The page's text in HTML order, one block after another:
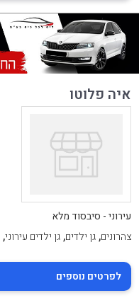
איה פלוטו
עירוני - סיבסוד מלא
צהרונים,גן ילדים,גן ילדים עירוני,
לפרטים נוספים